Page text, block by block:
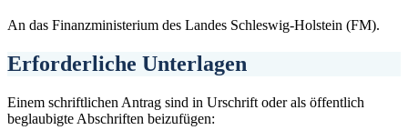
An das Finanzministerium des Landes Schleswig-Holstein (FM).
Erforderliche Unterlagen
Einem schriftlichen Antrag sind in Urschrift oder als öffentlich
beglaubigte Abschriften beizufügen: